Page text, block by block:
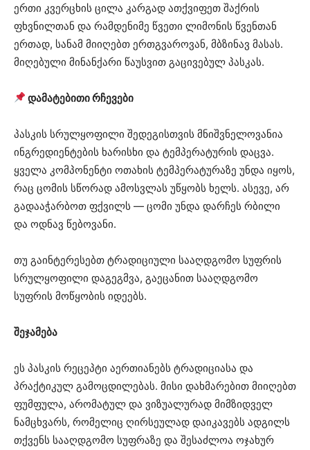
ერთი კვერცხის ცილა კარგად ათქვიფეთ შაქრის
ფხვნილთან და რამდენიმე წვეთი ლიმონის წვენთან
ერთად, სანამ მიიღებთ ერთგვაროვან, მბზინავ მასას.
მიღებული მინანქარი წაუსვით გაცივებულ პასკას.
დამატებითი რჩევები
პასკის სრულყოფილი შედეგისთვის მნიშვნელოვანია
ინგრედიენტების ხარისხი და ტემპერატურის დაცვა.
ყველა კომპონენტი ოთახის ტემპერატურაზე უნდა იყოს,
რაც ცომის სწორად ამოსვლას უწყობს ხელს. ასევე, არ
გადააჭარბოთ ფქვილს — ცომი უნდა დარჩეს რბილი
და ოდნავ წებოვანი.
თუ გაინტერესებთ ტრადიციული სააღდგომო სუფრის
სრულყოფილი დაგეგმვა, გაეცანით სააღდგომო
სუფრის მოწყობის იდეებს.
შეჯამება
ეს პასკის რეცეპტი აერთიანებს ტრადიციასა და
პრაქტიკულ გამოცდილებას. მისი დახმარებით მიიღებთ
ფუმფულა, არომატულ და ვიზუალურად მიმზიდველ
ნამცხვარს, რომელიც ღირსეულად დაიკავებს ადგილს
თქვენს სააღდგომო სუფრაზე და შესაძლოა ოჯახურ